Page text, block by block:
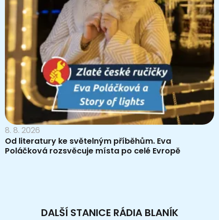
8. 8. 2026
Od literatury ke světelným příběhům. Eva
Poláčková rozsvěcuje místa po celé Evropě
DALŠÍ STANICE RÁDIA BLANÍK